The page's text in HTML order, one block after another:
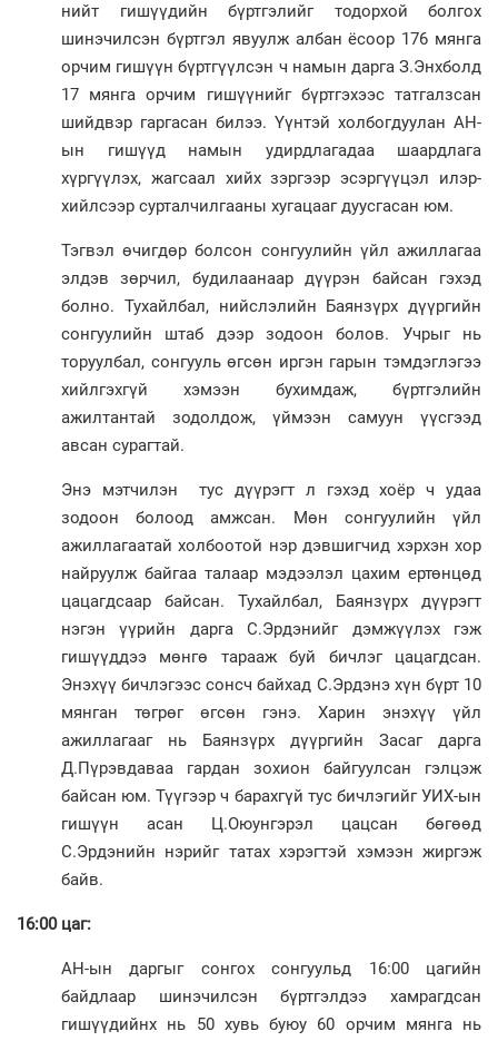
нийт гишүүдийн бүртгэлийг тодор­хой болгох
шинэчилсэн бүртгэл явуулж албан ёсоор 176 мянга
орчим гишүүн бүртгүүлсэн ч намын дарга З.Энхболд
17 мянга орчим гишүүнийг бүртгэхээс татгалзсан
шийдвэр гаргасан билээ. Үүнтэй холбогдуулан АН-
ын гишүүд намын удирдлагадаа шаардлага
хүргүүлэх, жагсаал хийх зэргээр эсэргүүцэл илэр­
хийл­сээр сурталчилгааны хуга­цааг дуусгасан юм.
Тэгвэл өчиг­дөр болсон сонгуулийн үйл ажиллагаа
элдэв зөрчил, бу­дилаа­наар дүүрэн байсан гэхэд
бол­но. Тухайлбал, нийслэлийн Баянзүрх дүүргийн
сонгуулийн штаб дээр зодоон болов. Учрыг нь
торуулбал, сонгууль өгсөн иргэн гарын тэмдэглэгээ
хийлгэхгүй хэмээн бухимдаж, бүртгэлийн
ажилтантай зодолдож, үймээн самуун үүсгээд
авсан сурагтай.
Энэ мэтчилэн тус дүүрэгт л гэхэд хоёр ч удаа
зодоон болоод амжсан. Мөн сонгуулийн үйл
ажиллагаатай холбоотой нэр дэвшигчид хэрхэн хор
найруулж байгаа талаар мэдээлэл цахим ертөнцөд
цацагдсаар байсан. Тухайлбал, Баянзүрх дүүрэгт
нэгэн үүрийн дарга С.Эрдэнийг дэмжүүлэх гэж
гишүүддээ мөнгө тарааж буй бичлэг цацагдсан.
Энэхүү бичлэгээс сонсч байхад С.Эрдэнэ хүн бүрт 10
мянган төгрөг өгсөн гэнэ. Харин энэхүү үйл
ажиллагааг нь Баянзүрх дүүргийн Засаг дарга
Д.Пүрэв­даваа гардан зохион байгуулсан гэлцэж
байсан юм. Түүгээр ч барахгүй тус бичлэгийг УИХ-ын
гишүүн асан Ц.Оюунгэрэл цацсан бөгөөд
С.Эрдэнийн нэрийг татах хэрэгтэй хэмээн жиргэж
байв.
16:00 цаг:
АН-ын даргыг сонгох сонгуульд 16:00 цагийн
байдлаар шинэчилсэн бүртгэлдээ хамрагд­сан
гишүүдийнх нь 50 хувь буюу 60 орчим мянга нь